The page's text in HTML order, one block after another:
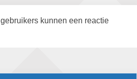
gebruikers kunnen een reactie